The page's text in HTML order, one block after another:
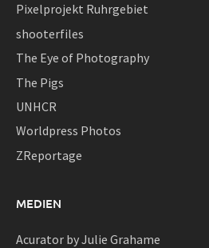
Pixelprojekt Ruhrgebiet
shooterfiles
The Eye of Photography
The Pigs
UNHCR
Worldpress Photos
ZReportage
MEDIEN
Acurator by Julie Grahame